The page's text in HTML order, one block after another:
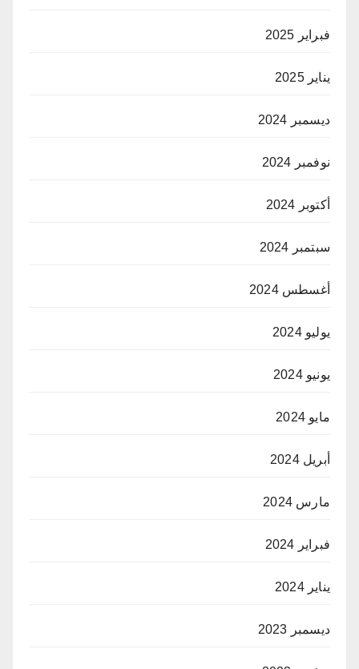
فبراير 2025
يناير 2025
ديسمبر 2024
نوفمبر 2024
أكتوبر 2024
سبتمبر 2024
أغسطس 2024
يوليو 2024
يونيو 2024
مايو 2024
أبريل 2024
مارس 2024
فبراير 2024
يناير 2024
ديسمبر 2023